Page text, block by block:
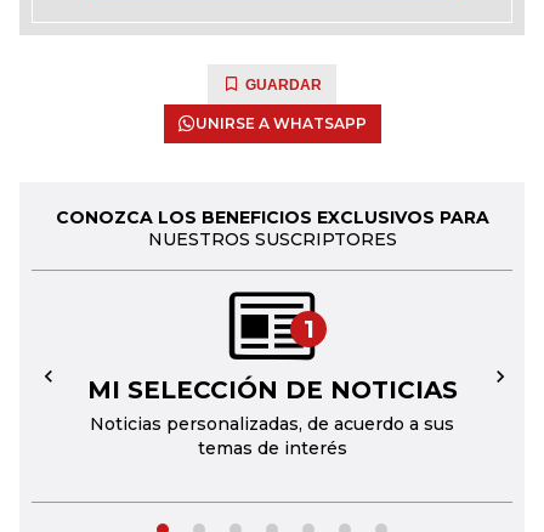
GUARDAR
UNIRSE A WHATSAPP
CONOZCA LOS BENEFICIOS EXCLUSIVOS PARA
NUESTROS SUSCRIPTORES
1
MI SELECCIÓN DE NOTICIAS
Noticias personalizadas, de acuerdo a sus
temas de interés
← →